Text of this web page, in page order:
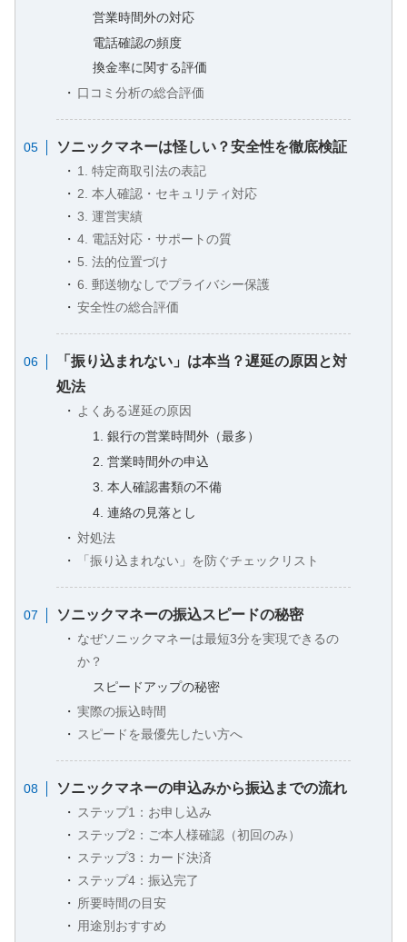
営業時間外の対応
電話確認の頻度
換金率に関する評価
口コミ分析の総合評価
ソニックマネーは怪しい？安全性を徹底検証
1. 特定商取引法の表記
2. 本人確認・セキュリティ対応
3. 運営実績
4. 電話対応・サポートの質
5. 法的位置づけ
6. 郵送物なしでプライバシー保護
安全性の総合評価
「振り込まれない」は本当？遅延の原因と対
処法
よくある遅延の原因
1. 銀行の営業時間外（最多）
2. 営業時間外の申込
3. 本人確認書類の不備
4. 連絡の見落とし
対処法
「振り込まれない」を防ぐチェックリスト
ソニックマネーの振込スピードの秘密
なぜソニックマネーは最短3分を実現できるの
か？
スピードアップの秘密
実際の振込時間
スピードを最優先したい方へ
ソニックマネーの申込みから振込までの流れ
ステップ1：お申し込み
ステップ2：ご本人様確認（初回のみ）
ステップ3：カード決済
ステップ4：振込完了
所要時間の目安
用途別おすすめ